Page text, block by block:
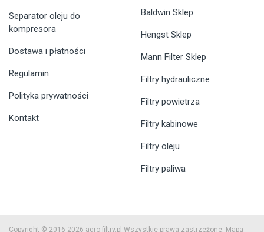
Separator oleju do
kompresora
Dostawa i płatności
Regulamin
Polityka prywatności
Kontakt
Baldwin Sklep
Hengst Sklep
Mann Filter Sklep
Filtry hydrauliczne
Filtry powietrza
Filtry kabinowe
Filtry oleju
Filtry paliwa
Copyright © 2016-2026 agro-filtry.pl Wszystkie prawa zastrzeżone. Mapa